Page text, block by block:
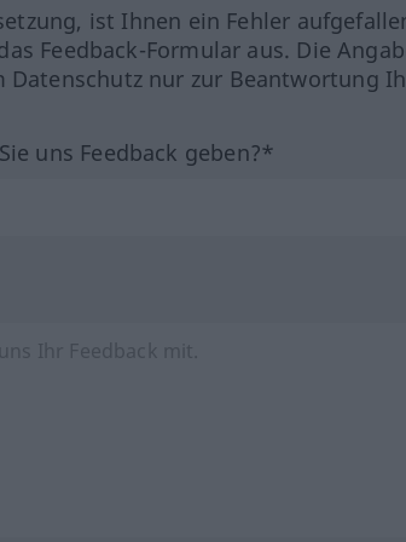
ist Ihnen ein Fehler
Feedback-Formular aus. Die
Datenschutz nur zur Beantwortung
uns Feedback geben?*